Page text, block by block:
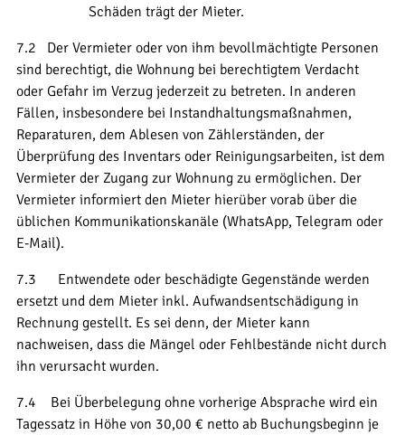
Schäden trägt der Mieter.
7.2 Der Vermieter oder von ihm bevollmächtigte Personen
sind berechtigt, die Wohnung bei berechtigtem Verdacht
oder Gefahr im Verzug jederzeit zu betreten. In anderen
Fällen, insbesondere bei Instandhaltungsmaßnahmen,
Reparaturen, dem Ablesen von Zählerständen, der
Überprüfung des Inventars oder Reinigungsarbeiten, ist dem
Vermieter der Zugang zur Wohnung zu ermöglichen. Der
Vermieter informiert den Mieter hierüber vorab über die
üblichen Kommunikationskanäle (WhatsApp, Telegram oder
E-Mail).
7.3 Entwendete oder beschädigte Gegenstände werden
ersetzt und dem Mieter inkl. Aufwandsentschädigung in
Rechnung gestellt. Es sei denn, der Mieter kann
nachweisen, dass die Mängel oder Fehlbestände nicht durch
ihn verursacht wurden.
7.4 Bei Überbelegung ohne vorherige Absprache wird ein
Tagessatz in Höhe von 30,00 € netto ab Buchungsbeginn je